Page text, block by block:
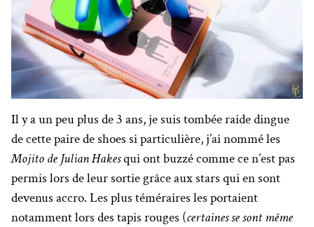
Il y a un peu plus de 3 ans, je suis tombée raide dingue
de cette paire de shoes si particulière, j’ai nommé les
Mojito de Julian Hakesqui ont buzzé comme ce n’est pas
permis lors de leur sortie grâce aux stars qui en sont
devenus accro. Les plus téméraires les portaient
notamment lors des tapis rouges (certaines se sont même